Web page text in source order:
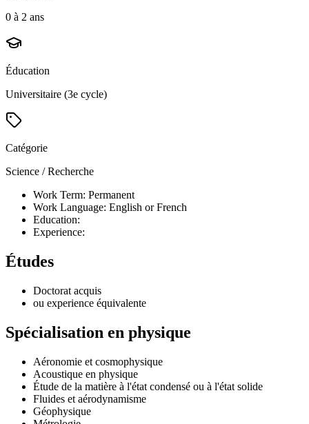
0 à 2 ans
Éducation
Universitaire (3e cycle)
Catégorie
Science / Recherche
Work Term: Permanent
Work Language: English or French
Education:
Experience:
Études
Doctorat acquis
ou experience équivalente
Spécialisation en physique
Aéronomie et cosmophysique
Acoustique en physique
Étude de la matière à l'état condensé ou à l'état solide
Fluides et aérodynamisme
Géophysique